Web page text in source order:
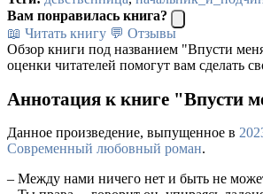
Вам понравилась книга?
📖 Читать книгу 💬 Отзывы
Обзор книги под названием "Впусти
оценки читателей помогут вам сделать
Аннотация к книге "Впусти
Данное произведение, выпущенное в
Современный любовный роман.
– Между нами ничего нет и быть не